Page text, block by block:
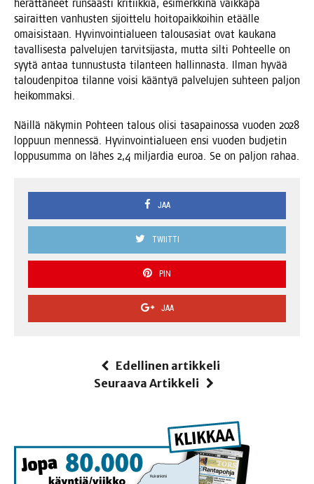
herät­tä­neet run­saas­ti kri­tiik­kiä, esi­merk­ki­nä vaik­ka­pa
sai­rait­ten van­hus­ten sijoit­te­lu hoi­to­paik­koi­hin etääl­le
omai­sis­taan. Hyvin­voin­tia­lu­een talous­asiat ovat kau­ka­na
taval­li­ses­ta pal­ve­lu­jen tar­vit­si­jas­ta, mut­ta sil­ti Poh­teel­le on
syy­tä antaa tun­nus­tus­ta tilan­teen hal­lin­nas­ta. Ilman hyvää
talou­den­pi­toa tilan­ne voi­si kään­tyä pal­ve­lu­jen suh­teen pal­jon
heikommaksi.
Näil­lä näky­min Poh­teen talous oli­si tasa­pai­nos­sa vuo­den 2028
lop­puun men­nes­sä. Hyvin­voin­tia­lu­een ensi vuo­den bud­je­tin
lop­pusum­ma on lähes 2,4 mil­jar­dia euroa. Se on pal­jon rahaa.
JAA
TWIITTI
PIN
JAA
Edellinen artikkeli
Seuraava Artikkeli